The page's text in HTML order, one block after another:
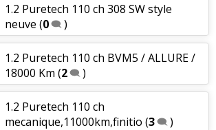
1.2 Puretech 110 ch 308 SW style
neuve (0 )
1.2 Puretech 110 ch BVM5 / ALLURE /
18000 Km (2 )
1.2 Puretech 110 ch
mecanique,11000km,finitio (3 )